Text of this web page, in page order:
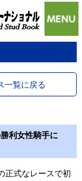
一覧に戻る
利女性騎手に
正式なレースで初